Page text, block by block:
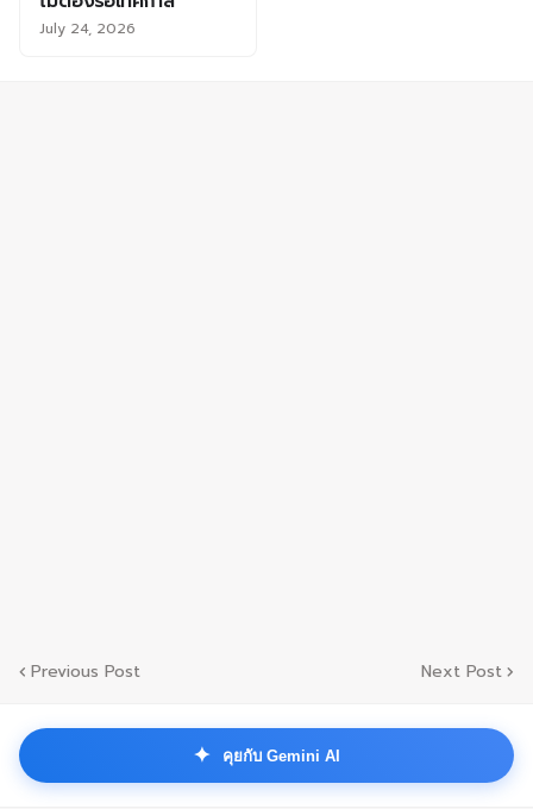
July 24, 2026
Previous Post Next Post
✦ คุยกับ Gemini AI